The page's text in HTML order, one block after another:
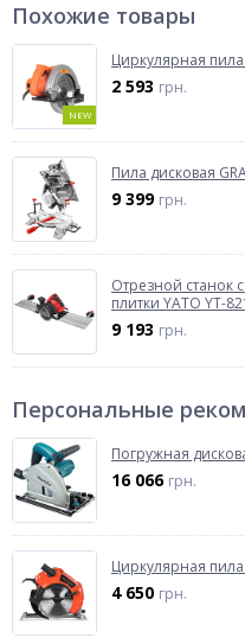
Похожие товары
NEW
Циркулярная пила
2 593 грн.
Пила дисковая
9 399 грн.
Отрезной станок
плитки YATO YT-
9 193 грн.
Персональные
Погружная
16 066 грн.
Циркулярная
4 650 грн.